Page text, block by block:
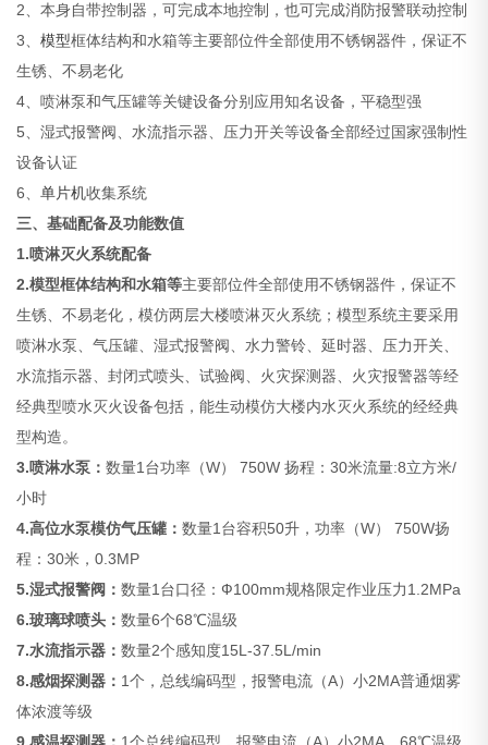
2、本身自带控制器，可完成本地控制，也可完成消防报警联动控制
3、模型框体结构和水箱等主要部位件全部使用不锈钢器件，保证不
生锈、不易老化
4、喷淋泵和气压罐等关键设备分别应用知名设备，平稳型强
5、湿式报警阀、水流指示器、压力开关等设备全部经过国家强制性
设备认证
6、单片机收集系统
三、基础配备及功能数值
1.喷淋灭火系统配备
2.模型框体结构和水箱等主要部位件全部使用不锈钢器件，保证不
生锈、不易老化，模仿两层大楼喷淋灭火系统；模型系统主要采用
喷淋水泵、气压罐、湿式报警阀、水力警铃、延时器、压力开关、
水流指示器、封闭式喷头、试验阀、火灾探测器、火灾报警器等经
经典型喷水灭火设备包括，能生动模仿大楼内水灭火系统的经经典
型构造。
3.喷淋水泵：数量1台功率（W） 750W 扬程：30米流量:8立方米/
小时
4.高位水泵模仿气压罐：数量1台容积50升，功率（W） 750W扬
程：30米，0.3MP
5.湿式报警阀：数量1台口径：Ф100mm规格限定作业压力1.2MPa
6.玻璃球喷头：数量6个68℃温级
7.水流指示器：数量2个感知度15L-37.5L/min
8.感烟探测器： 1个，总线编码型，报警电流（A）小2MA普通烟雾
体浓渡等级